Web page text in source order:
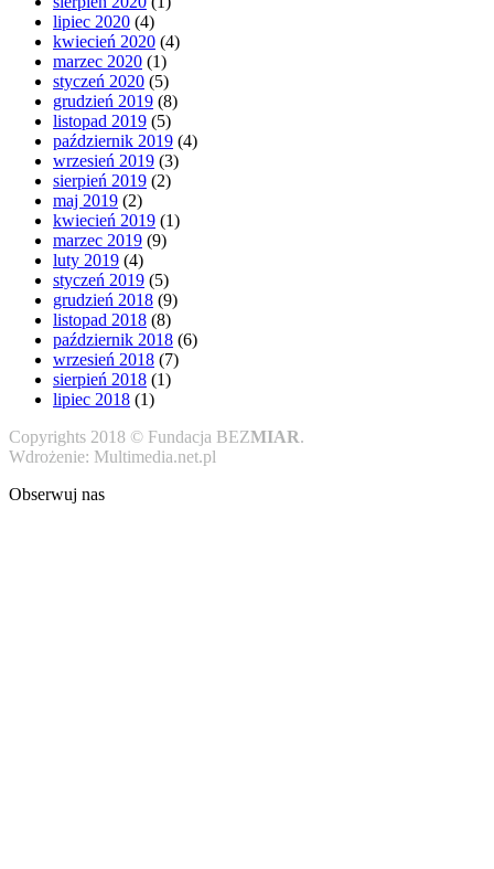
lipiec 2020 (4)
kwiecień 2020 (4)
marzec 2020 (1)
styczeń 2020 (5)
grudzień 2019 (8)
listopad 2019 (5)
październik 2019 (4)
wrzesień 2019 (3)
sierpień 2019 (2)
maj 2019 (2)
kwiecień 2019 (1)
marzec 2019 (9)
luty 2019 (4)
styczeń 2019 (5)
grudzień 2018 (9)
listopad 2018 (8)
październik 2018 (6)
wrzesień 2018 (7)
sierpień 2018 (1)
lipiec 2018 (1)
Copyrights 2018 © Fundacja BEZMIAR.
Wdrożenie: Multimedia.net.pl
Obserwuj nas